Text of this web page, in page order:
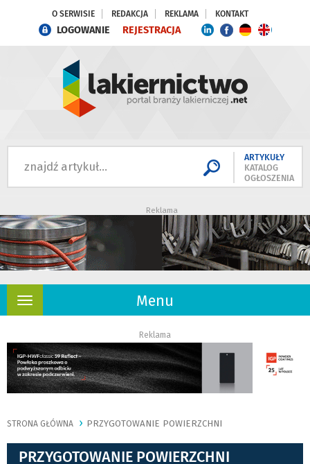
O SERWISIE REDAKCJA REKLAMA KONTAKT
LOGOWANIE REJESTRACJA
ARTYKUŁY
KATALOG
OGŁOSZENIA
Reklama
Menu
Rozwiń
Reklama
STRONA GŁÓWNA PRZYGOTOWANIE POWIERZCHNI
PRZYGOTOWANIE POWIERZCHNI